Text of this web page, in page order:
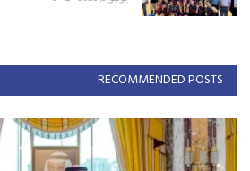
RECOMMENDED POSTS